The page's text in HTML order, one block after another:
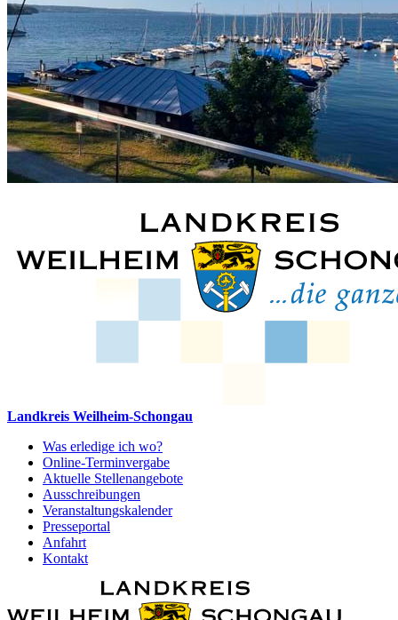
Landkreis Weilheim-Schongau
Was erledige ich wo?
Online-Terminvergabe
Aktuelle Stellenangebote
Ausschreibungen
Veranstaltungskalender
Presseportal
Anfahrt
Kontakt